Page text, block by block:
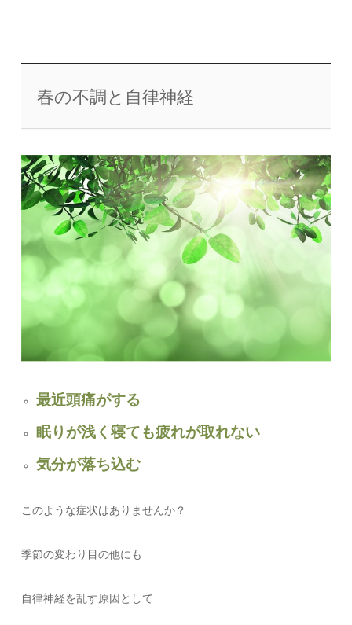
春の不調と自律神経
最近頭痛がする
眠りが浅く寝ても疲れが取れない
気分が落ち込む
このような症状はありませんか？
季節の変わり目の他にも
自律神経を乱す原因として